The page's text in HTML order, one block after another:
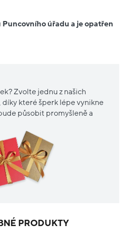
úřadu a je opatřen
Zvolte jednu z našich
které šperk lépe vynikne
působit promyšleně a
PRODUKTY